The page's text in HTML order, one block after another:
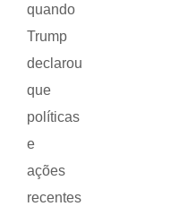
quando
Trump
declarou
que
políticas
e
ações
recentes